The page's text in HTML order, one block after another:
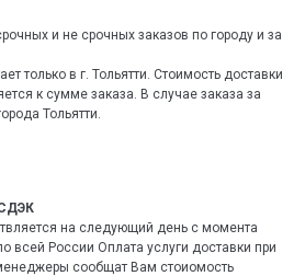
и не срочных заказов по городу и за
только в г. Тольятти. Стоимость доставки
к сумме заказа. В случае заказа за
Тольятти.
на следующий день с момента
всей России Оплата услуги доставки при
сообщат Вам стоиомость